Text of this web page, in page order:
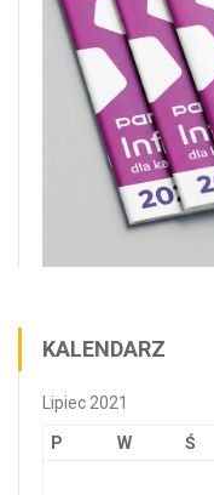
KALENDARZ
Lipiec 2021
P W Ś